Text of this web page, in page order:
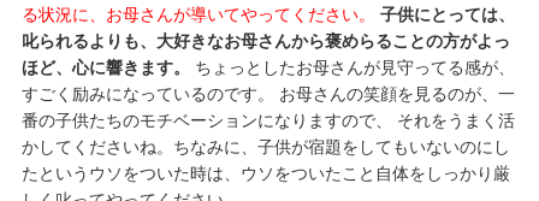
る状況に、お母さんが導いてやってください。
子供にとっては、
叱られるよりも、大好きなお母さんから褒めらることの方がよっ
ほど、心に響きます。
ちょっとしたお母さんが見守ってる感が、
すごく励みになっているのです。 お母さんの笑顔を見るのが、一
番の子供たちのモチベーションになりますので、 それをうまく活
かしてくださいね。ちなみに、子供が宿題をしてもいないのにし
たというウソをついた時は、ウソをついたこと自体をしっかり厳